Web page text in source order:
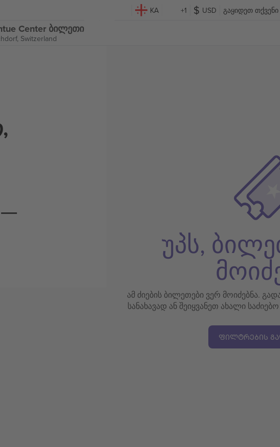
KA +1 USD გაყიდეთ
Center ბილეთი
Switzerland
უპს,
ამ ძიების ბილეთები ვერ მოიძებნა.
სანახავად ან შეიყვანეთ ახალი
ᲤᲘᲚᲢᲠᲔᲑᲘᲡ